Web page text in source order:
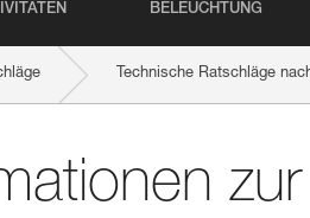
BELEUCHTUNG
Technische Ratschläge